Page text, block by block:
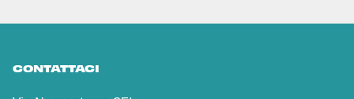
CONTATTACI